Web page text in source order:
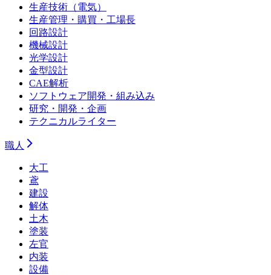
生産技術（電気）
生産管理・購買・工場長
回路設計
機械設計
光学設計
金型設計
CAE解析
ソフトウェア開発・組み込み
研究・開発・企画
テクニカルライター
職人
大工
鳶
建設
解体
土木
塗装
左官
内装
設備